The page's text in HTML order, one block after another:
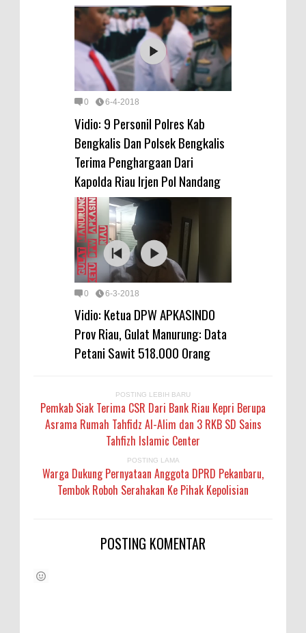
0 6-4-2018
Vidio: 9 Personil Polres Kab
Bengkalis Dan Polsek Bengkalis
Terima Penghargaan Dari
Kapolda Riau Irjen Pol Nandang
0 6-3-2018
Vidio: Ketua DPW APKASINDO
Prov Riau, Gulat Manurung: Data
Petani Sawit 518.000 Orang
POSTING LEBIH BARU
Pemkab Siak Terima CSR Dari Bank Riau Kepri Berupa
Asrama Rumah Tahfidz Al-Alim dan 3 RKB SD Sains
Tahfizh Islamic Center
POSTING LAMA
Warga Dukung Pernyataan Anggota DPRD Pekanbaru,
Tembok Roboh Serahakan Ke Pihak Kepolisian
POSTING KOMENTAR